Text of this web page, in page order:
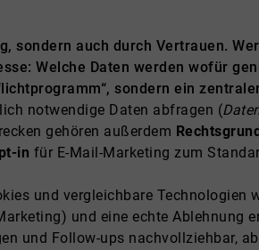
sondern auch durch Vertrauen.
Welche Daten werden wofür
sondern ein
notwendige Daten abfragen (
gehören außerdem
in für E-Mail-Marketing zum
und vergleichbare Technologien
und eine echte Ablehnung
und Follow-ups nachvollziehbar,